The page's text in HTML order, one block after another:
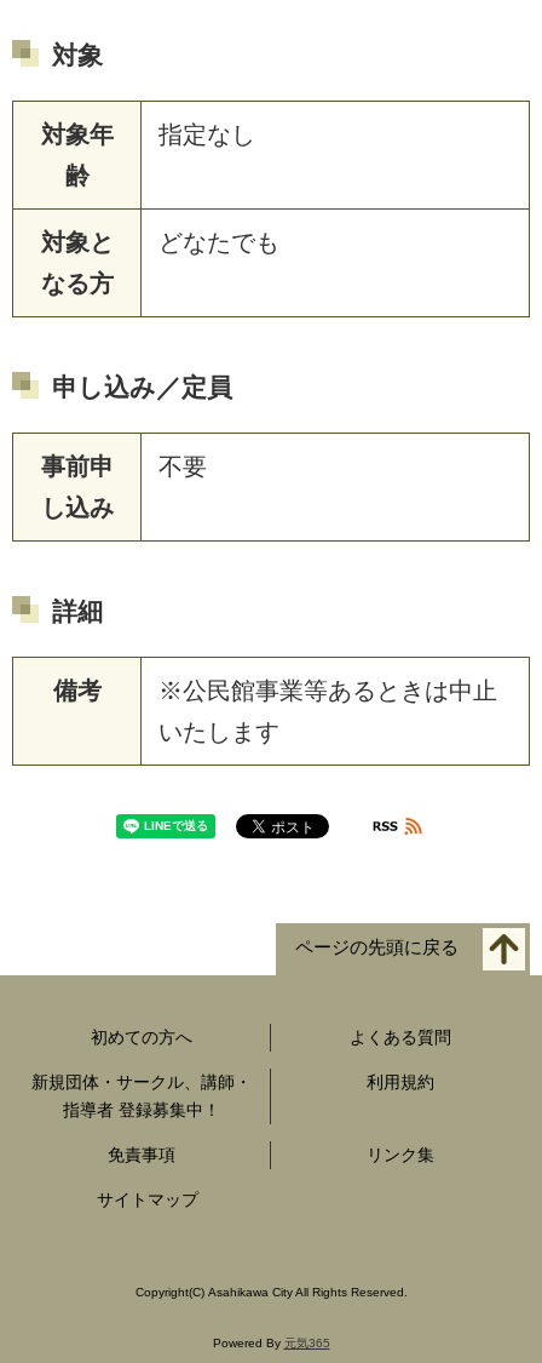
対象
対象年
齢
指定なし
対象と
なる方
どなたでも
申し込み／定員
事前申
し込み
不要
詳細
備考
※公民館事業等あるときは中止
いたします
ページの先頭に戻る
初めての方へ よくある質問
新規団体・サークル、講師・
指導者 登録募集中！
利用規約
免責事項 リンク集
サイトマップ
Copyright(C) Asahikawa City All Rights Reserved.
Powered By 元気365